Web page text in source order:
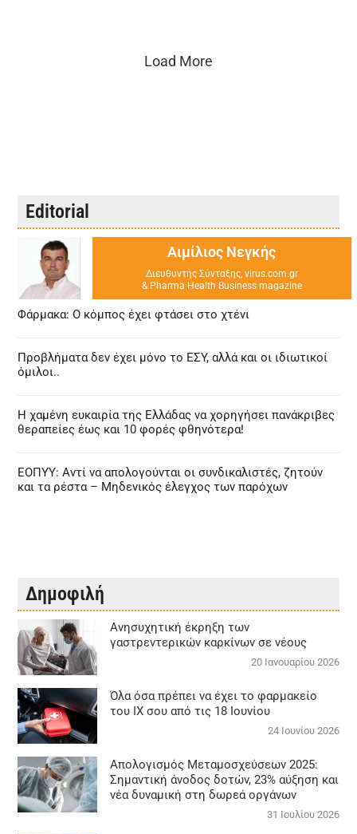
Load More
Editorial
Αιμίλιος Νεγκής
Διευθυντής Σύνταξης, virus.com.gr
& Pharma Health Business magazine
Φάρμακα: Ο κόμπος έχει φτάσει στο χτένι
Προβλήματα δεν έχει μόνο το ΕΣΥ, αλλά και οι ιδιωτικοί
όμιλοι..
Η χαμένη ευκαιρία της Ελλάδας να χορηγήσει πανάκριβες
θεραπείες έως και 10 φορές φθηνότερα!
ΕΟΠΥΥ: Αντί να απολογούνται οι συνδικαλιστές, ζητούν
και τα ρέστα – Μηδενικός έλεγχος των παρόχων
Δημοφιλή
Aνησυχητική έκρηξη των
γαστρεντερικών καρκίνων σε νέους
20 Ιανουαρίου 2026
Όλα όσα πρέπει να έχει το φαρμακείο
του ΙΧ σου από τις 18 Ιουνίου
24 Ιουνίου 2026
Απολογισμός Μεταμοσχεύσεων 2025:
Σημαντική άνοδος δοτών, 23% αύξηση και
νέα δυναμική στη δωρεά οργάνων
31 Ιουλίου 2026